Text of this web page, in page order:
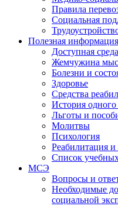
Правила
Социальная
Полезная информация
Доступная
Жемчужина
Болезни и
Здоровье
Средства
История
Льготы и
Молитвы
Психология
Реабилитация
Список
МСЭ
Вопросы и
Необходимые
социальной